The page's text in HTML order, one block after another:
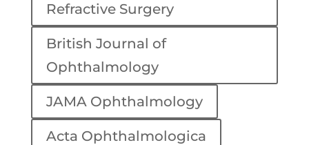
Refractive Surgery
British Journal of
Ophthalmology
JAMA Ophthalmology
Acta Ophthalmologica